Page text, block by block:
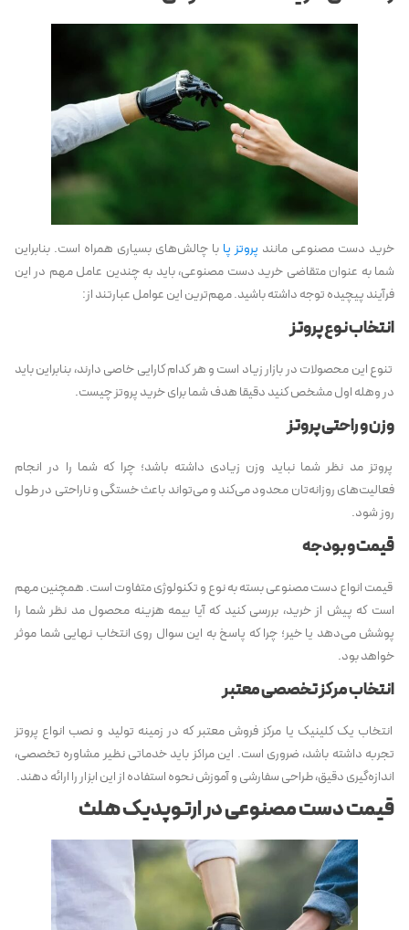
خرید دست مصنوعی مانند پروتز پا با چالش‌های بسیاری همراه است. بنابراین
شما به عنوان متقاضی خرید دست مصنوعی، باید به چندین عامل مهم در این
فرآیند پیچیده توجه داشته باشید. مهم‌ترین این عوامل عبارتند از:
انتخاب نوع پروتز
تنوع این محصولات در بازار زیاد است و هر کدام کارایی خاصی دارند، بنابراین باید
در وهله اول مشخص کنید دقیقا هدف شما برای خرید پروتز چیست.
وزن و راحتی پروتز
پروتز مد نظر شما نباید وزن زیادی داشته باشد؛ چرا که شما را در انجام
فعالیت‌های روزانه‌تان محدود می‌کند و می‌تواند باعث خستگی و ناراحتی در طول
روز شود.
قیمت و بودجه
قیمت انواع دست مصنوعی بسته به نوع و تکنولوژی متفاوت است. همچنین مهم
است که پیش از خرید، بررسی کنید که آیا بیمه هزینه محصول مد نظر شما را
پوشش می‌دهد یا خیر؛ چرا که پاسخ به این سوال روی انتخاب نهایی شما موثر
خواهد بود.
انتخاب مرکز تخصصی معتبر
انتخاب یک کلینیک یا مرکز فروش معتبر که در زمینه تولید و نصب انواع پروتز
تجربه داشته باشد، ضروری است. این مراکز باید خدماتی نظیر مشاوره تخصصی،
اندازه‌گیری دقیق، طراحی سفارشی و آموزش نحوه استفاده از این ابزار را ارائه دهند.
قیمت دست مصنوعی در ارتوپدیک هلث